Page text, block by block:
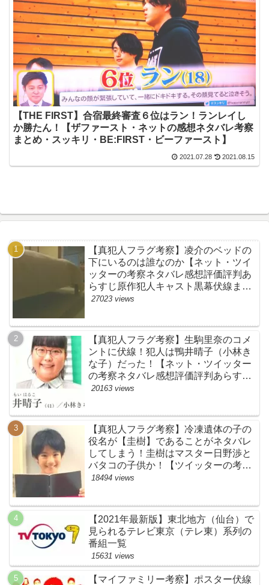
【THE FIRST】合宿最終審査６位はラン！ランレイし
か勝たん！【ザファースト・ネットの感想ネタバレ考察
まとめ・スッキリ・BE:FIRST・ビーファースト】
2021.07.28 2021.08.15
【真犯人フラグ考察】凌介のベッドの
下にいるのは誰なのか【ネット・ツイ
ッターの考察ネタバレ感想評価評判あ
らすじ原作犯人キャスト黒幕伏線まと
め】
27023 views
【真犯人フラグ考察】生駒里奈のコメ
ントに伏線！犯人は鴨井晴子（小林き
な子）だった！【ネット・ツイッター
の考察ネタバレ感想評価評判あらすじ
原作犯人キャスト黒幕伏線まとめ・鴨
20163 views
【真犯人フラグ考察】冷凍遺体の子の
役名が【圭樹】であることがネタバレ
してしまう！圭樹はマスター日野渉と
バタコの子供か！【ツイッターの考察
ネタバレ感想評価評判あらすじ原作犯
18494 views
【2021年最新版】東北地方（仙台）で
見られるテレビ東京（テレ東）系列の
番組一覧
15631 views
【マイファミリー考察】ポスター伏線